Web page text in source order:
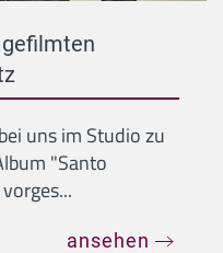
uns im Studio zu
"Santo
ansehen